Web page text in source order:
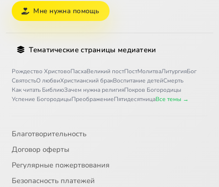
Мне нужна помощь
Тематические страницы медиатеки
Рождество ХристовоПасхаВеликий постПостМолитваЛитургияБог
СвятостьО любвиХристианский бракВоспитание детейСмерть
Как читать БиблиюЗачем нужна религияПокров Богородицы
Успение БогородицыПреображениеПятидесятницаВсе темы →
Благотворительность
Договор оферты
Регулярные пожертвования
Безопасность платежей